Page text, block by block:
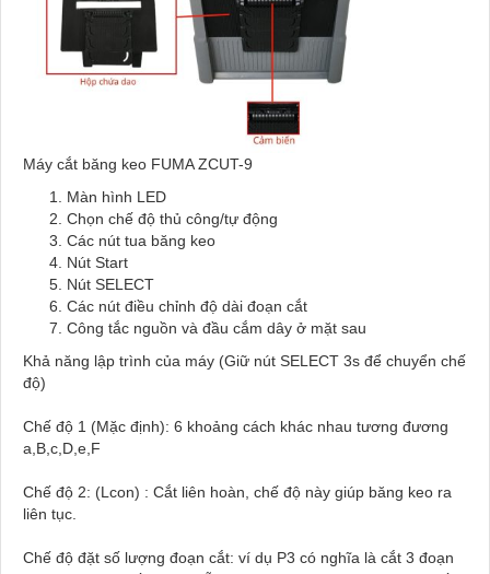
Máy cắt băng keo FUMA ZCUT-9
Màn hình LED
Chọn chế độ thủ công/tự động
Các nút tua băng keo
Nút Start
Nút SELECT
Các nút điều chỉnh độ dài đoạn cắt
Công tắc nguồn và đầu cắm dây ở mặt sau
Khả năng lập trình của máy (Giữ nút SELECT 3s để chuyển chế
độ)
Chế độ 1 (Mặc định): 6 khoảng cách khác nhau tương đương
a,B,c,D,e,F
Chế độ 2: (Lcon) : Cắt liên hoàn, chế độ này giúp băng keo ra
liên tục.
Chế độ đặt số lượng đoạn cắt: ví dụ P3 có nghĩa là cắt 3 đoạn